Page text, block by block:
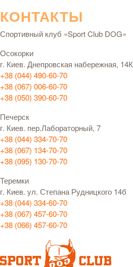
КОНТАКТЫ
Спортивный клуб «Sport Club DOG»
Осокорки
г. Киев. Днепровская набережная, 14К
+38 (044) 490-60-70
+38 (067) 006-60-70
+38 (050) 390-60-70
Печерск
г. Киев. пер.Лабораторный, 7
+38 (044) 334-70-70
+38 (067) 134-70-70
+38 (095) 130-70-70
Теремки
г. Киев. ул. Степана Рудницкого 14б
+38 (044) 334-60-70
+38 (067) 457-60-70
+38 (066) 457-60-70